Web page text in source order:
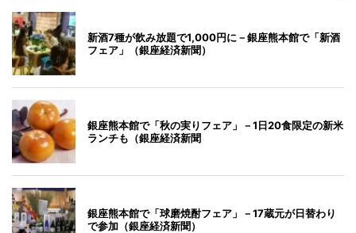
新酒7種が飲み放題で1,000円に－銀座熊本館で「新酒
フェア」（銀座経済新聞）
銀座熊本館で「秋の実りフェア」－1日20食限定の新米
ランチも（銀座経済新聞
銀座熊本館で「球磨焼酎フェア」－17蔵元が日替わり
で参加（銀座経済新聞）